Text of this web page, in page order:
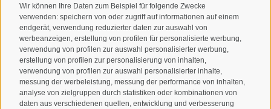
Wir können Ihre Daten zum Beispiel für folgende Zwecke
verwenden: speichern von oder zugriff auf informationen auf einem
endgerät, verwendung reduzierter daten zur auswahl von
werbeanzeigen, erstellung von profilen für personalisierte werbung,
verwendung von profilen zur auswahl personalisierter werbung,
erstellung von profilen zur personalisierung von inhalten,
verwendung von profilen zur auswahl personalisierter inhalte,
messung der werbeleistung, messung der performance von inhalten,
analyse von zielgruppen durch statistiken oder kombinationen von
daten aus verschiedenen quellen, entwicklung und verbesserung
Newsletteranmeldung